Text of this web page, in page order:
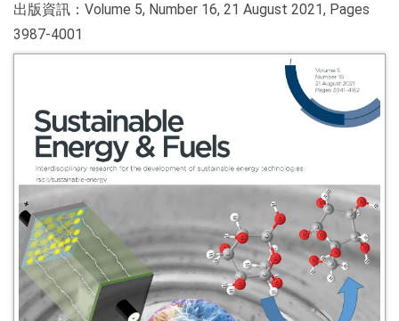
出版資訊：Volume 5, Number 16, 21 August 2021, Pages
3987-4001